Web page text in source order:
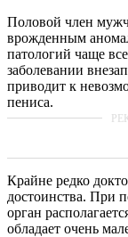
Половой член
врожденным
патологий чаще
заболевании
приводит к
пениса.
Крайне редко
достоинства. При
орган
обладает очень